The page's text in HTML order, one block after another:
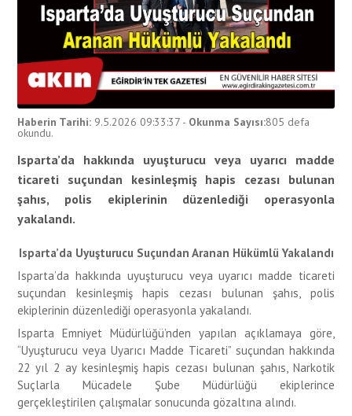
Haberin Tarihi: 9.5.2026 09:33:37 - Okunma Sayısı:805 defa
okundu.
Isparta’da hakkında uyuşturucu veya uyarıcı madde
ticareti suçundan kesinleşmiş hapis cezası bulunan
şahıs, polis ekiplerinin düzenlediği operasyonla
yakalandı.
Isparta’da Uyuşturucu Suçundan Aranan Hükümlü Yakalandı
Isparta’da hakkında uyuşturucu veya uyarıcı madde ticareti
suçundan kesinleşmiş hapis cezası bulunan şahıs, polis
ekiplerinin düzenlediği operasyonla yakalandı.
Isparta Emniyet Müdürlüğü’nden yapılan açıklamaya göre,
“Uyuşturucu veya Uyarıcı Madde Ticareti” suçundan hakkında
22 yıl 2 ay kesinleşmiş hapis cezası bulunan şahıs, Narkotik
Suçlarla Mücadele Şube Müdürlüğü ekiplerince
gerçekleştirilen çalışmalar sonucunda gözaltına alındı.